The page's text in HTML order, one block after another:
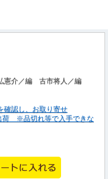
憲介／編 古市将人／編
確認し、お取り寄せ
荷 ※品切れ等で入手できな